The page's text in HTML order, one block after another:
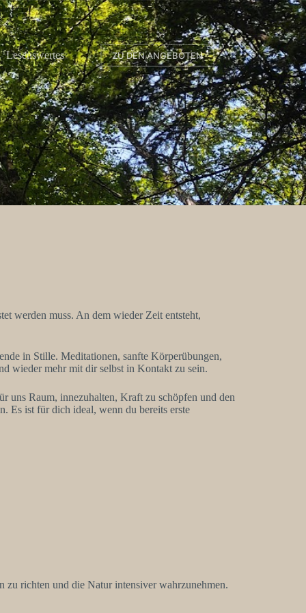
Lesenswertes ZU DEN ANGEBOTEN
werden muss. An dem wieder Zeit entsteht,
in Stille. Meditationen, sanfte Körperübungen,
wieder mehr mit dir selbst in Kontakt zu sein.
uns Raum, innezuhalten, Kraft zu schöpfen und den
Es ist für dich ideal, wenn du bereits erste
richten und die Natur intensiver wahrzunehmen.